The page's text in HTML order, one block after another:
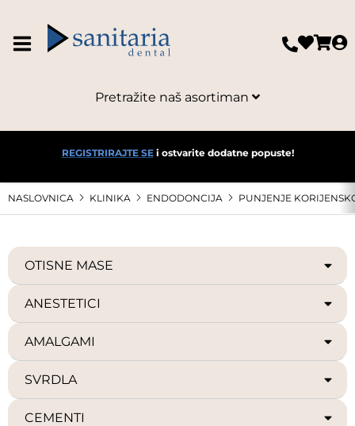
Pretražite naš asortiman
REGISTRIRAJTE SEi ostvarite dodatne popuste!
NASLOVNICA KLINIKA ENDODONCIJA PUNJENJE
OTISNE MASE
ANESTETICI
AMALGAMI
SVRDLA
CEMENTI